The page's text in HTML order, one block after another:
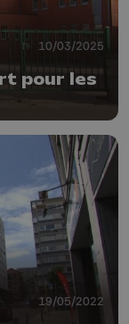
10/03/2025
pour les
19/05/2022